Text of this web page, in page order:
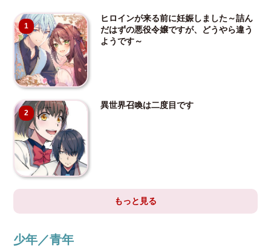
1
ヒロインが来る前に妊娠しました～詰ん
だはずの悪役令嬢ですが、どうやら違う
ようです～
2
異世界召喚は二度目です
もっと見る
少年／青年